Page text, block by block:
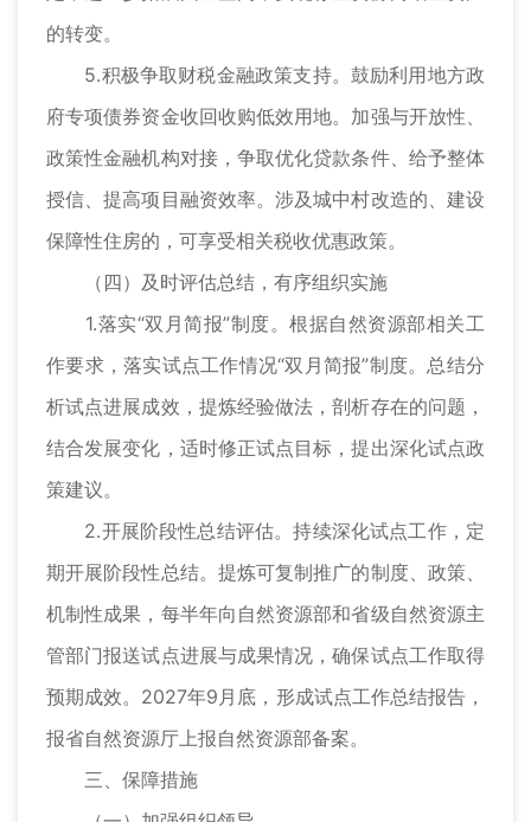
的转变。
5.积极争取财税金融政策支持。鼓励利用地方政
府专项债券资金收回收购低效用地。加强与开放性、
政策性金融机构对接，争取优化贷款条件、给予整体
授信、提高项目融资效率。涉及城中村改造的、建设
保障性住房的，可享受相关税收优惠政策。
（四）及时评估总结，有序组织实施
1.落实“双月简报”制度。根据自然资源部相关工
作要求，落实试点工作情况“双月简报”制度。总结分
析试点进展成效，提炼经验做法，剖析存在的问题，
结合发展变化，适时修正试点目标，提出深化试点政
策建议。
2.开展阶段性总结评估。持续深化试点工作，定
期开展阶段性总结。提炼可复制推广的制度、政策、
机制性成果，每半年向自然资源部和省级自然资源主
管部门报送试点进展与成果情况，确保试点工作取得
预期成效。2027年9月底，形成试点工作总结报告，
报省自然资源厅上报自然资源部备案。
三、保障措施